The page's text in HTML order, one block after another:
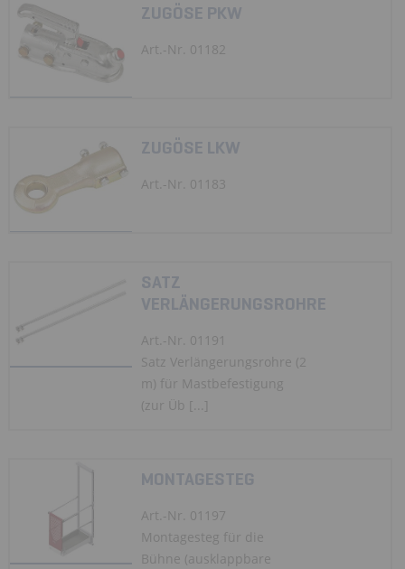
ZUGÖSE PKW
Art.-Nr. 01182
ZUGÖSE LKW
Art.-Nr. 01183
SATZ
VERLÄNGERUNGSROHRE
Art.-Nr. 01191
Satz Verlängerungsrohre (2
m) für Mastbefestigung
(zur Üb [...]
MONTAGESTEG
Art.-Nr. 01197
Montagesteg für die
Bühne (ausklappbare